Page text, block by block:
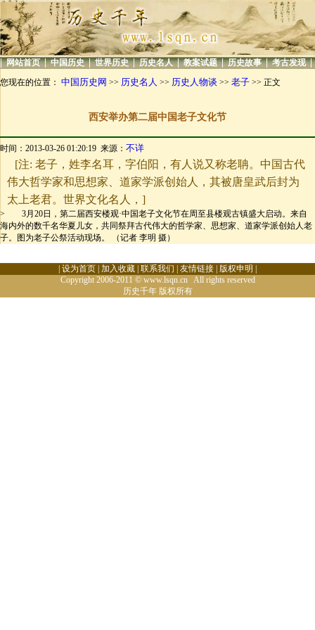
| 网站首页 | 中国历史 | 世界历史 | 历史名人 | 教案试题 | 历史故事 | 考古发现 |
您现在的位置： 中国历史网 >> 历史名人 >> 历史人物谈 >> 老子 >> 正文
西安举办第二届中国老子文化节
时间：2013-03-26 01:20:19 来源： 不详
[注: 老子，姓李名耳，字伯阳，有人说又称老聃。中国古代
伟大哲学家和思想家、道家学派创始人，其被唐皇武后封为
太上老君。世界文化名人，]
> 3月20日，第二届西安楼观·中国老子文化节在周至县楼观古镇盛大启动。来自
海内外的数千名华夏儿女，共同祭拜古代伟大的哲学家、思想家、道家学派创始人老
子。图为老子公祭活动现场。 （记者 李明 摄）
设为首页 加入收藏 联系我们 友情链接 版权申明
Copyright 2006-2011 © www.lsqn.cn All rights reserved
历史千年版权所有